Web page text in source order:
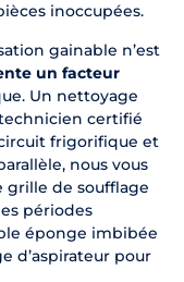
inoccupées.
gainable n’est
un facteur
Un nettoyage
certifié
frigorifique et
nous vous
de soufflage
périodes
éponge imbibée
d’aspirateur pour